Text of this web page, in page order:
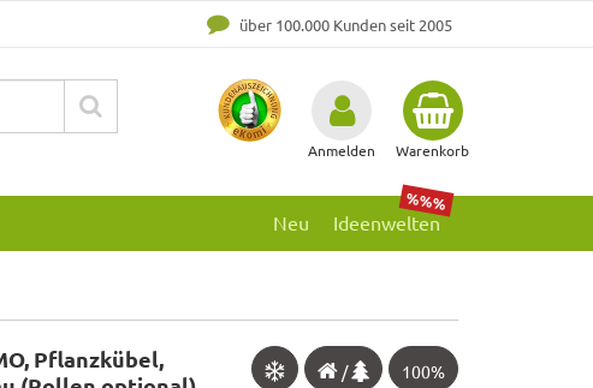
über 100.000 Kunden seit 2005
Anmelden Warenkorb
Ideenwelten
%%%
Neu
Pflanzkübel,
100%
/